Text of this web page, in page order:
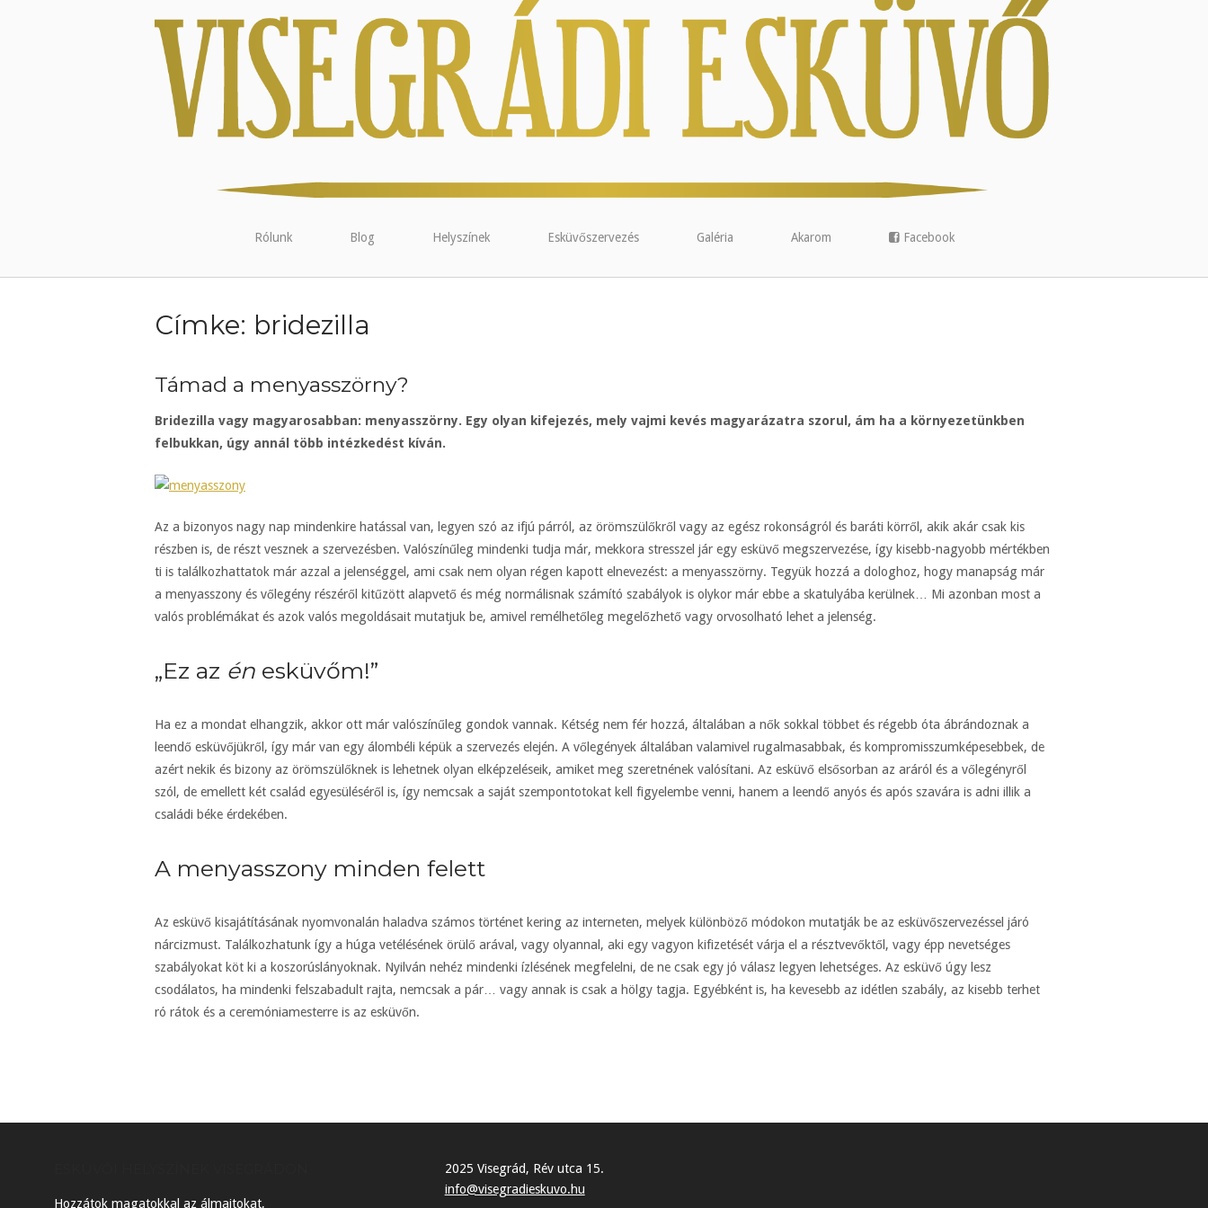
Rólunk Blog Helyszínek Esküvőszervezés Galéria Akarom Facebook
Címke: bridezilla
Támad a menyasszörny?
Bridezilla vagy magyarosabban: menyasszörny. Egy olyan kifejezés, mely vajmi kevés magyarázatra szorul, ám ha a környezetünkben
felbukkan, úgy annál több intézkedést kíván.
Az a bizonyos nagy nap mindenkire hatással van, legyen szó az ifjú párról, az örömszülőkről vagy az egész rokonságról és baráti körről, akik akár csak kis
részben is, de részt vesznek a szervezésben. Valószínűleg mindenki tudja már, mekkora stresszel jár egy esküvő megszervezése, így kisebb-nagyobb mértékben
ti is találkozhattatok már azzal a jelenséggel, ami csak nem olyan régen kapott elnevezést: a menyasszörny. Tegyük hozzá a dologhoz, hogy manapság már
a menyasszony és vőlegény részéről kitűzött alapvető és még normálisnak számító szabályok is olykor már ebbe a skatulyába kerülnek… Mi azonban most a
valós problémákat és azok valós megoldásait mutatjuk be, amivel remélhetőleg megelőzhető vagy orvosolható lehet a jelenség.
„Ez az én esküvőm!”
Ha ez a mondat elhangzik, akkor ott már valószínűleg gondok vannak. Kétség nem fér hozzá, általában a nők sokkal többet és régebb óta ábrándoznak a
leendő esküvőjükről, így már van egy álombéli képük a szervezés elején. A vőlegények általában valamivel rugalmasabbak, és kompromisszumképesebbek, de
azért nekik és bizony az örömszülőknek is lehetnek olyan elképzeléseik, amiket meg szeretnének valósítani. Az esküvő elsősorban az aráról és a vőlegényről
szól, de emellett két család egyesüléséről is, így nemcsak a saját szempontotokat kell figyelembe venni, hanem a leendő anyós és após szavára is adni illik a
családi béke érdekében.
A menyasszony minden felett
Az esküvő kisajátításának nyomvonalán haladva számos történet kering az interneten, melyek különböző módokon mutatják be az esküvőszervezéssel járó
nárcizmust. Találkozhatunk így a húga vetélésének örülő arával, vagy olyannal, aki egy vagyon kifizetését várja el a résztvevőktől, vagy épp nevetséges
szabályokat köt ki a koszorúslányoknak. Nyilván nehéz mindenki ízlésének megfelelni, de ne csak egy jó válasz legyen lehetséges. Az esküvő úgy lesz
csodálatos, ha mindenki felszabadult rajta, nemcsak a pár… vagy annak is csak a hölgy tagja. Egyébként is, ha kevesebb az idétlen szabály, az kisebb terhet
ró rátok és a ceremóniamesterre is az esküvőn.
Hozzátok magatokkal az álmaitokat,
2025 Visegrád, Rév utca 15.
info@visegradieskuvo.hu